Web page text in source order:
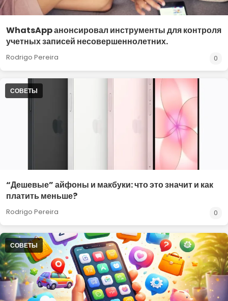
WhatsApp анонсировал инструменты для контроля
учетных записей несовершеннолетних.
Rodrigo Pereira 0
СОВЕТЫ
“Дешевые” айфоны и макбуки: что это значит и как
платить меньше?
Rodrigo Pereira 0
СОВЕТЫ